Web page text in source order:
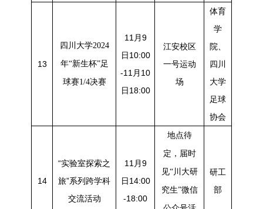
13
四川大学2024
年“新生杯”足
球赛1/4决赛
11月9
日10:00
-11月10
日18:00
江安校区
一号运动
场
体育
学
院、
四川
大学
足球
协会
14
“实验室探索之
旅”系列跨学科
交流活动
11月9
日14:00
-18:00
地点待
定，届时
见“川大研
究生”微信
研工
部